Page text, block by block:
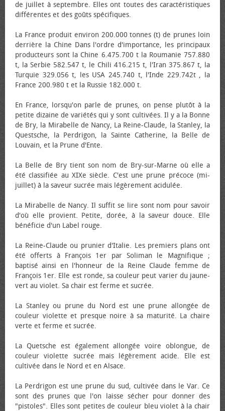
de juillet à septembre. Elles ont toutes des caractéristiques
différentes et des goûts spécifiques.
La France produit environ 200.000 tonnes (t) de prunes loin
derrière la Chine Dans l'ordre d'importance, les principaux
producteurs sont la Chine 6.475.700 t la Roumanie 757.880
t, la Serbie 582.547 t, le Chili 416.215 t, l'Iran 375.867 t, la
Turquie 329.056 t, les USA 245.740 t, l'Inde 229.742t , la
France 200.980 t et la Russie 182.000 t.
En France, lorsqu'on parle de prunes, on pense plutôt à la
petite dizaine de variétés qui y sont cultivées. Il y a la Bonne
de Bry, la Mirabelle de Nancy, La Reine-Claude, la Stanley, la
Questsche, la Perdrigon, la Sainte Catherine, la Belle de
Louvain, et la Prune d'Ente.
La Belle de Bry tient son nom de Bry-sur-Marne où elle a
été classifiée au XIXe siècle. C'est une prune précoce (mi-
juillet) à la saveur sucrée mais légèrement acidulée.
La Mirabelle de Nancy. Il suffit se lire sont nom pour savoir
d'où elle provient. Petite, dorée, à la saveur douce. Elle
bénéficie d'un Label rouge.
La Reine-Claude ou prunier d'Italie. Les premiers plans ont
été offerts à François 1er par Soliman le Magnifique ;
baptisé ainsi en l'honneur de la Reine Claude femme de
François 1er. Elle est ronde, sa couleur peut varier du jaune-
vert au violet. Sa chair est ferme et sucrée.
La Stanley ou prune du Nord est une prune allongée de
couleur violette et presque noire à sa maturité. La chaire
verte et ferme et sucrée.
La Quetsche est également allongée voire oblongue, de
couleur violette sucrée mais légèrement acide. Elle est
cultivée dans le Nord et en Alsace.
La Perdrigon est une prune du sud, cultivée dans le Var. Ce
sont des prunes que l'on laisse sécher pour donner des
"pistoles". Elles sont petites de couleur bleu violet à la chair